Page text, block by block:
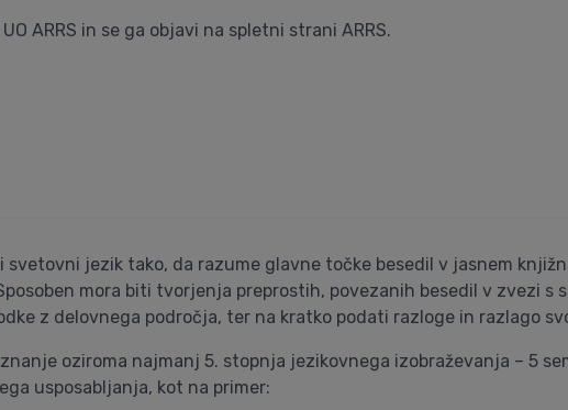
ARRS in se ga objavi na spletni strani ARRS.
jezik tako, da razume glavne točke besedil v jasnem
mora biti tvorjenja preprostih, povezanih besedil v zvezi s
z delovnega področja, ter na kratko podati razloge in razlago
oziroma najmanj 5. stopnja jezikovnega izobraževanja – 5
usposabljanja, kot na primer: